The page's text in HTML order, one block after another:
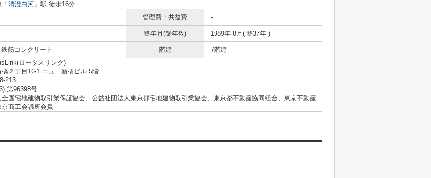
「 清澄白河 」駅 徒歩16分
管理費・共益費 -
築年月(築年数) 1989年 8月( 築37年 )
筋コンクリート 階建 7階建
ロータスリンク)
２丁目16-1 ニュー新橋ビル 5階
213
第96398号
国宅地建物取引業保証協会、公益社団法人東京都宅地建物取引業協会、東京都不動産協同組合、東京不動産
商工会議所会員